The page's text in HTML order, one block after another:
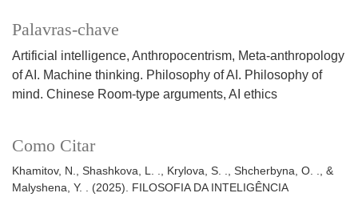
Palavras-chave
Artificial intelligence Anthropocentrism Meta-anthropology
of AI. Machine thinking. Philosophy of AI. Philosophy of
mind. Chinese Room-type arguments AI ethics
Como Citar
Khamitov, N., Shashkova, L. ., Krylova, S. ., Shcherbyna, O. ., &
Malyshena, Y. . (2025). FILOSOFIA DA INTELIGÊNCIA